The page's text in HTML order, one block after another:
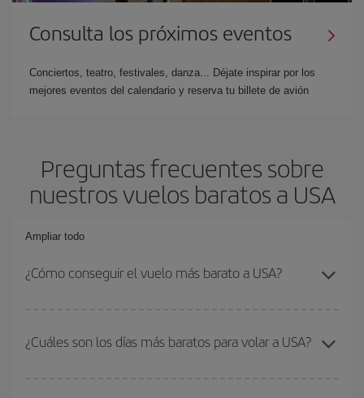
Consulta los próximos eventos
Conciertos, teatro, festivales, danza... Déjate inspirar por los
mejores eventos del calendario y reserva tu billete de avión
Preguntas frecuentes sobre
nuestros vuelos baratos a USA
Ampliar todo
¿Cómo conseguir el vuelo más barato a USA?
barato si evitas temporadas altas, compras con antelación y
puedes ser flexible con las fechas y horarios de ida y vuelta.
¿Cuáles son los días más baratos para volar a USA?